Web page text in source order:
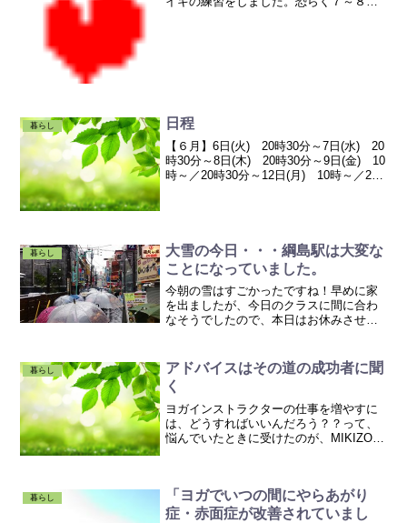
暮らし 日程
【６月】6日(火) 20時30分～7日(水) 20
時30分～8日(木) 20時30分～9日(金) 10
時～／20時30分～12日(月) 10時～／20
暮らし
大雪の今日・・・綱島駅は大変な
ことになっていました。
今朝の雪はすごかったですね！早めに家
を出ましたが、今日のクラスに間に合わ
なそうでしたので、本日はお休みさせて
局、１０時調度に綱島駅に到着しました
が・・・電車待ちの...
暮らし
アドバイスはその道の成功者に聞
く
ヨガインストラクターの仕事を増やすに
は、どうすればいいんだろう？？って、
悩んでいたときに受けたのが、MIKIZO講
ガ教室■御茶ノ水...
暮らし
「ヨガでいつの間にやらあがり
症・赤面症が改善されていまし